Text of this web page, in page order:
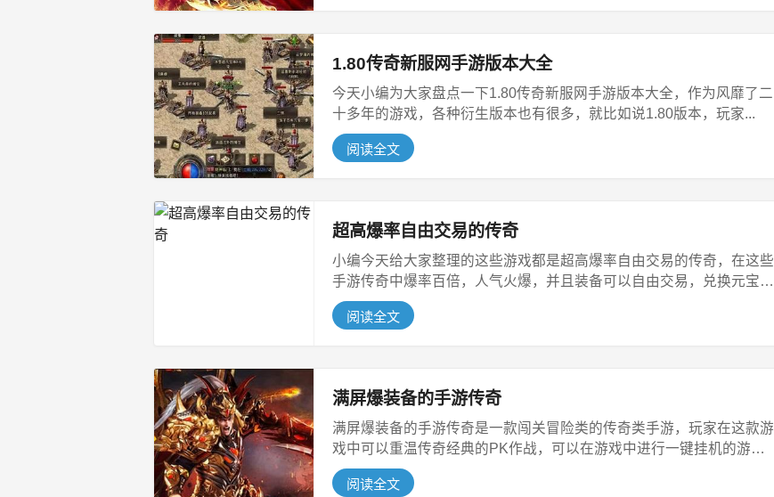
1.80传奇新服网手游版本大全
今天小编为大家盘点一下1.80传奇新服网手游版本大全，作为风靡了二
十多年的游戏，各种衍生版本也有很多，就比如说1.80版本，玩家...
阅读全文
超高爆率自由交易的传奇
小编今天给大家整理的这些游戏都是超高爆率自由交易的传奇，在这些
手游传奇中爆率百倍，人气火爆，并且装备可以自由交易，兑换元宝
的，感...
阅读全文
满屏爆装备的手游传奇
满屏爆装备的手游传奇是一款闯关冒险类的传奇类手游，玩家在这款游
戏中可以重温传奇经典的PK作战，可以在游戏中进行一键挂机的游戏
体验...
阅读全文